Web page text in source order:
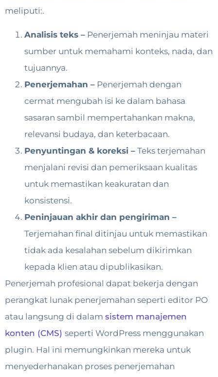
meliputi:.
Analisis teks – Penerjemah meninjau materi
sumber untuk memahami konteks, nada, dan
tujuannya.
Penerjemahan – Penerjemah dengan
cermat mengubah isi ke dalam bahasa
sasaran sambil mempertahankan makna,
relevansi budaya, dan keterbacaan.
Penyuntingan & koreksi – Teks terjemahan
menjalani revisi dan pemeriksaan kualitas
untuk memastikan keakuratan dan
konsistensi.
Peninjauan akhir dan pengiriman –
Terjemahan final ditinjau untuk memastikan
tidak ada kesalahan sebelum dikirimkan
kepada klien atau dipublikasikan.
Penerjemah profesional dapat bekerja dengan
perangkat lunak penerjemahan seperti editor PO
atau langsung di dalam sistem manajemen
konten (CMS) seperti WordPress menggunakan
plugin. Hal ini memungkinkan mereka untuk
menyederhanakan proses penerjemahan